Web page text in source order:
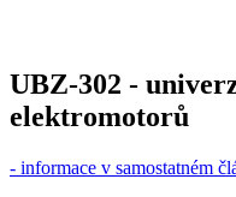
UBZ-302 -
elektromotorů
- informace v samostatném